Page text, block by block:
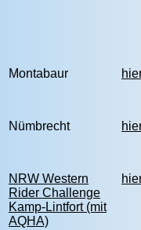
Montabaur
Nümbrecht
NRW Western
Rider Challenge
Kamp-Lintfort (mit
AQHA)